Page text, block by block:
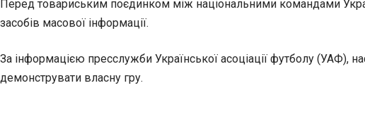
Перед товариським поєдинком між національними командами
засобів масової інформації.
За інформацією пресслужби Української асоціації футболу (УАФ),
демонструвати власну гру.